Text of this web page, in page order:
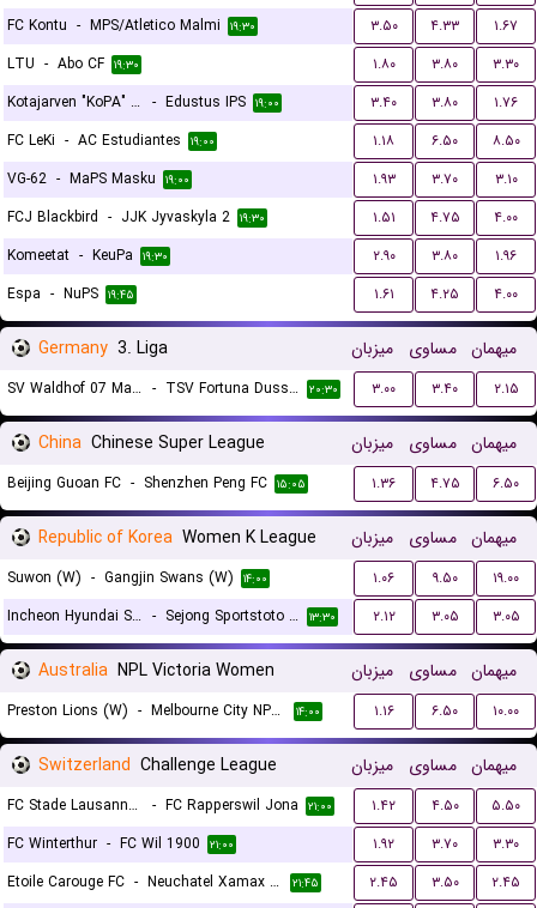
FC Kontu - MPS/Atletico Malmi ۱۹:۳۰ ۳.۵۰ ۴.۳۳
۱.۶۷
LTU - Abo CF ۱۹:۳۰ ۱.۸۰ ۳.۸۰
۳.۳۰
Kotajarven "KoPA" Pallo - Edustus IPS ۱۹:۰۰ ۳.۴۰ ۳.۸۰
۱.۷۶
FC LeKi - AC Estudiantes ۱۹:۰۰ ۱.۱۸ ۶.۵۰
۸.۵۰
VG-62 - MaPS Masku ۱۹:۰۰ ۱.۹۳ ۳.۷۰
۳.۱۰
FCJ Blackbird - JJK Jyvaskyla 2 ۱۹:۳۰ ۱.۵۱ ۴.۷۵
۴.۰۰
Komeetat - KeuPa ۱۹:۳۰ ۲.۹۰ ۳.۸۰
۱.۹۶
Espa - NuPS ۱۹:۴۵ ۱.۶۱ ۴.۲۵ ۴.۰۰
Germany 3. Liga میزبان مساوی میهمان
SV Waldhof 07 Mannheim - TSV Fortuna Dusseldorf ۲۰:۳۰ ۳.۰۰ ۳.۴۰ ۲.۱۵
China Chinese Super League میزبان مساوی میهمان
Beijing Guoan FC - Shenzhen Peng FC ۱۵:۰۵ ۱.۳۶ ۴.۷۵ ۶.۵۰
Republic of Korea Women K League میزبان مساوی میهمان
Suwon (W) - Gangjin Swans (W) ۱۴:۰۰ ۱.۰۶ ۹.۵۰
۱۹.۰۰
Incheon Hyundai Steel Red Angels (W) - Sejong Sportstoto (W) ۱۳:۳۰ ۲.۱۲ ۳.۰۵ ۳.۰۵
Australia NPL Victoria Women میزبان مساوی میهمان
Preston Lions (W) - Melbourne City NPL (W) ۱۴:۰۰ ۱.۱۶ ۶.۵۰ ۱۰.۰۰
Switzerland Challenge League میزبان مساوی میهمان
FC Stade Lausanne Ouchy - FC Rapperswil Jona ۲۱:۰۰ ۱.۴۲ ۴.۵۰
۵.۵۰
FC Winterthur - FC Wil 1900 ۲۱:۰۰ ۱.۹۲ ۳.۷۰
۳.۳۰
Etoile Carouge FC - Neuchatel Xamax FC ۲۱:۴۵ ۲.۴۵ ۳.۵۰
۲.۴۵